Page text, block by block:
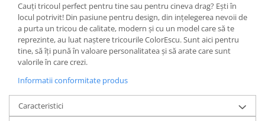
Cauţi tricoul perfect pentru tine sau pentru cineva drag? Eşti în
locul potrivit! Din pasiune pentru design, din inţelegerea nevoii de
a purta un tricou de calitate, modern şi cu un model care să te
reprezinte, au luat naştere tricourile ColorEscu. Sunt aici pentru
tine, să îţi pună în valoare personalitatea şi să arate care sunt
valorile în care crezi.
Informatii conformitate produs
Caracteristici